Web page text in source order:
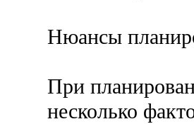
Нюансы
При
несколько